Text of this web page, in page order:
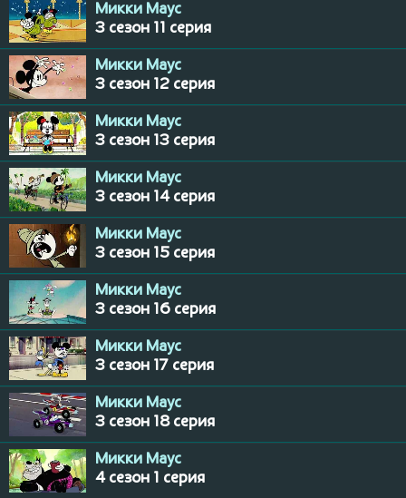
Микки Маус
3 сезон 11 серия
Микки Маус
3 сезон 12 серия
Микки Маус
3 сезон 13 серия
Микки Маус
3 сезон 14 серия
Микки Маус
3 сезон 15 серия
Микки Маус
3 сезон 16 серия
Микки Маус
3 сезон 17 серия
Микки Маус
3 сезон 18 серия
Микки Маус
4 сезон 1 серия